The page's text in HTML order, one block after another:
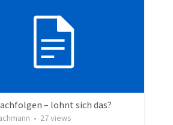
– lohnt sich das?
• 27views